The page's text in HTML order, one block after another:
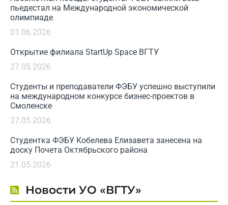
пьедестал на Международной экономической
олимпиаде
01.06.2026
Открытие филиала StartUp Space ВГТУ
27.05.2026
Студенты и преподаватели ФЭБУ успешно выступили
на международном конкурсе бизнес-проектов в
Смоленске
27.05.2026
Студентка ФЭБУ Кобелева Елизавета занесена на
доску Почета Октябрьского района
21.05.2026
Новости УО «ВГТУ»